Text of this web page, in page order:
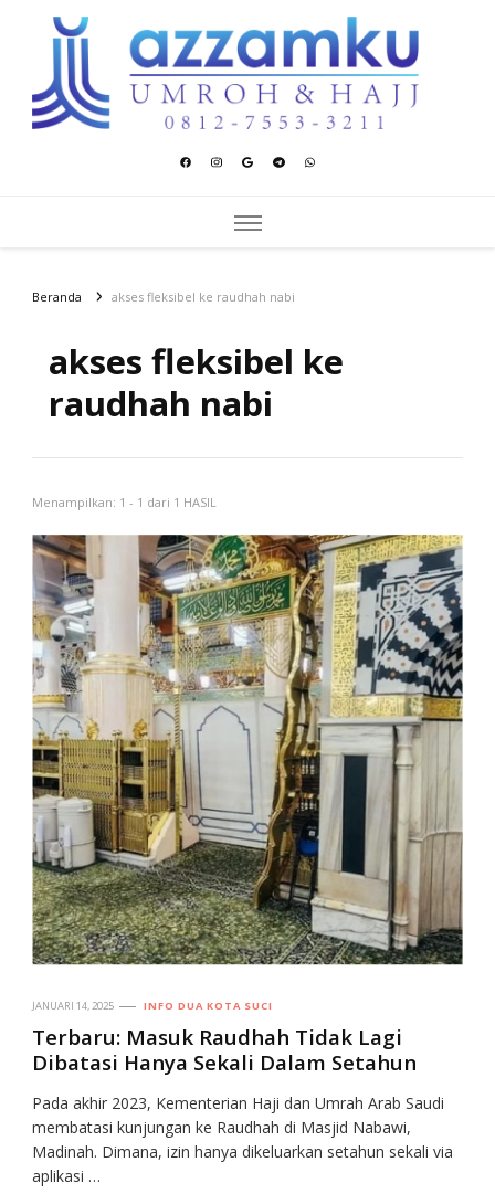
Azzamku Umroh dan Hajj
Beranda akses fleksibel ke raudhah nabi
akses fleksibel ke
raudhah nabi
Menampilkan: 1 - 1 dari 1 HASIL
JANUARI 14, 2025 INFO DUA KOTA SUCI
Terbaru: Masuk Raudhah Tidak Lagi
Dibatasi Hanya Sekali Dalam Setahun
Pada akhir 2023, Kementerian Haji dan Umrah Arab Saudi
membatasi kunjungan ke Raudhah di Masjid Nabawi,
Madinah. Dimana, izin hanya dikeluarkan setahun sekali via
aplikasi …